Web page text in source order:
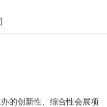
的创新性、综合性会展项